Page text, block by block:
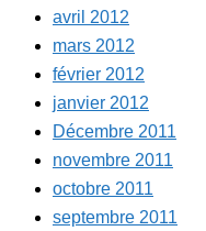
avril 2012
mars 2012
février 2012
janvier 2012
Décembre 2011
novembre 2011
octobre 2011
septembre 2011